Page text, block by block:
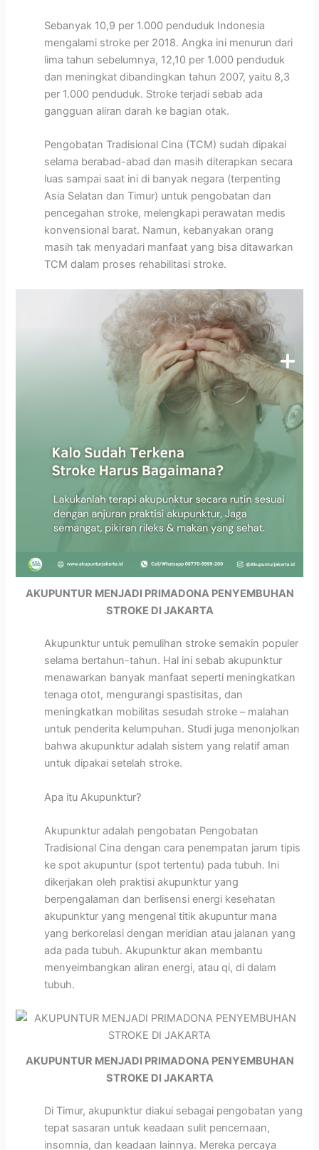
Sebanyak 10,9 per 1.000 penduduk Indonesia
mengalami stroke per 2018. Angka ini menurun dari
lima tahun sebelumnya, 12,10 per 1.000 penduduk
dan meningkat dibandingkan tahun 2007, yaitu 8,3
per 1.000 penduduk. Stroke terjadi sebab ada
gangguan aliran darah ke bagian otak.
Pengobatan Tradisional Cina (TCM) sudah dipakai
selama berabad-abad dan masih diterapkan secara
luas sampai saat ini di banyak negara (terpenting
Asia Selatan dan Timur) untuk pengobatan dan
pencegahan stroke, melengkapi perawatan medis
konvensional barat. Namun, kebanyakan orang
masih tak menyadari manfaat yang bisa ditawarkan
TCM dalam proses rehabilitasi stroke.
AKUPUNTUR MENJADI PRIMADONA PENYEMBUHAN
STROKE DI JAKARTA
Akupunktur untuk pemulihan stroke semakin populer
selama bertahun-tahun. Hal ini sebab akupunktur
menawarkan banyak manfaat seperti meningkatkan
tenaga otot, mengurangi spastisitas, dan
meningkatkan mobilitas sesudah stroke – malahan
untuk penderita kelumpuhan. Studi juga menonjolkan
bahwa akupunktur adalah sistem yang relatif aman
untuk dipakai setelah stroke.
Apa itu Akupunktur?
Akupunktur adalah pengobatan Pengobatan
Tradisional Cina dengan cara penempatan jarum tipis
ke spot akupuntur (spot tertentu) pada tubuh. Ini
dikerjakan oleh praktisi akupunktur yang
berpengalaman dan berlisensi energi kesehatan
akupunktur yang mengenal titik akupuntur mana
yang berkorelasi dengan meridian atau jalanan yang
ada pada tubuh. Akupunktur akan membantu
menyeimbangkan aliran energi, atau qi, di dalam
tubuh.
AKUPUNTUR MENJADI PRIMADONA PENYEMBUHAN
STROKE DI JAKARTA
Di Timur, akupunktur diakui sebagai pengobatan yang
tepat sasaran untuk keadaan sulit pencernaan,
insomnia, dan keadaan lainnya. Mereka percaya